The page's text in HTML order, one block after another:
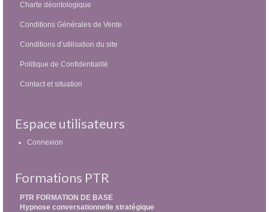
Charte déontologique
Conditions Générales de Vente
Conditions d’utilisation du site
Politique de Confidentialité
Contact et situation
Espace utilisateurs
Connexion
Formations PTR
PTR FORMATION DE BASE
Hypnose conversationnelle stratégique